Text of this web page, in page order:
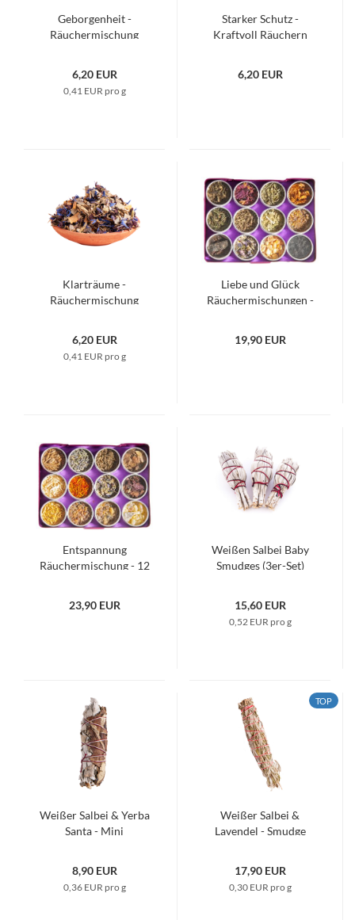
Geborgenheit -
Räuchermischung
6,20 EUR
0,41 EUR pro g
Starker Schutz -
Kraftvoll Räuchern
6,20 EUR
Klarträume -
Räuchermischung
6,20 EUR
0,41 EUR pro g
Liebe und Glück
Räuchermischungen -
19,90 EUR
Entspannung
Räuchermischung - 12
23,90 EUR
Weißen Salbei Baby
Smudges (3er-Set)
15,60 EUR
0,52 EUR pro g
Weißer Salbei & Yerba
Santa - Mini
8,90 EUR
0,36 EUR pro g
TOP
Weißer Salbei &
Lavendel - Smudge
17,90 EUR
0,30 EUR pro g